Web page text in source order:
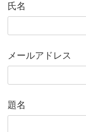
氏名
メールアドレス
題名